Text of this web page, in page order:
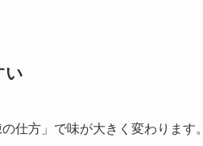
い
仕方」で味が大きく変わります。